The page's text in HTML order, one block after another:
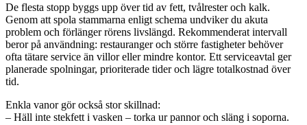
De flesta stopp byggs upp över tid av fett, tvålrester och kalk.
Genom att spola stammarna enligt schema undviker du akuta
problem och förlänger rörens livslängd. Rekommenderat intervall
beror på användning: restauranger och större fastigheter behöver
ofta tätare service än villor eller mindre kontor. Ett serviceavtal ger
planerade spolningar, prioriterade tider och lägre totalkostnad över
tid.
Enkla vanor gör också stor skillnad:
– Häll inte stekfett i vasken – torka ur pannor och släng i soporna.